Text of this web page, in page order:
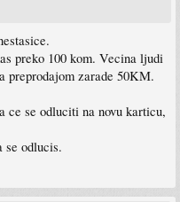
preko 100 kom. Vecina ljudi
preprodajom zarade 50KM.
ce se odluciti na novu karticu,
se odlucis.